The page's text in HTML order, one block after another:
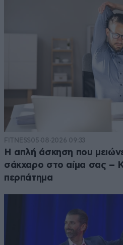
FITNESS05·08·2026 09:33
Η απλή άσκηση που
σάκχαρο στο αίμα σας –
περπάτημα